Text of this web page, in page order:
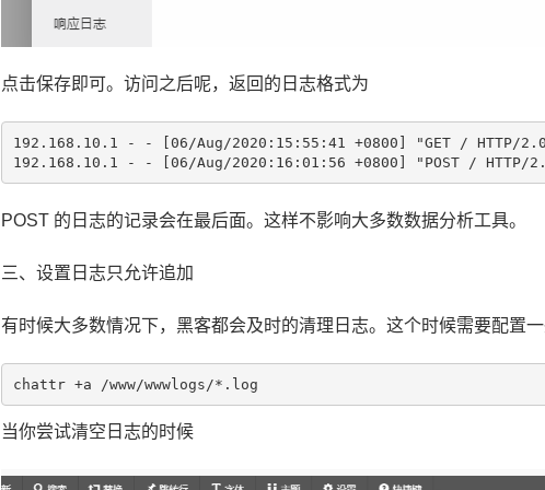
点击保存即可。访问之后呢，返回的日志格式为
192.168.10.1 - - [06/Aug/2020:15:55:41 +0800] "GET /
POST 的日志的记录会在最后面。这样不影响大多数数据分析工具。
三、设置日志只允许追加
有时候大多数情况下，黑客都会及时的清理日志。这个时候需要配置
chattr +a /www/wwwlogs/*.log
当你尝试清空日志的时候